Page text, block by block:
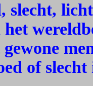
slecht,
het
of